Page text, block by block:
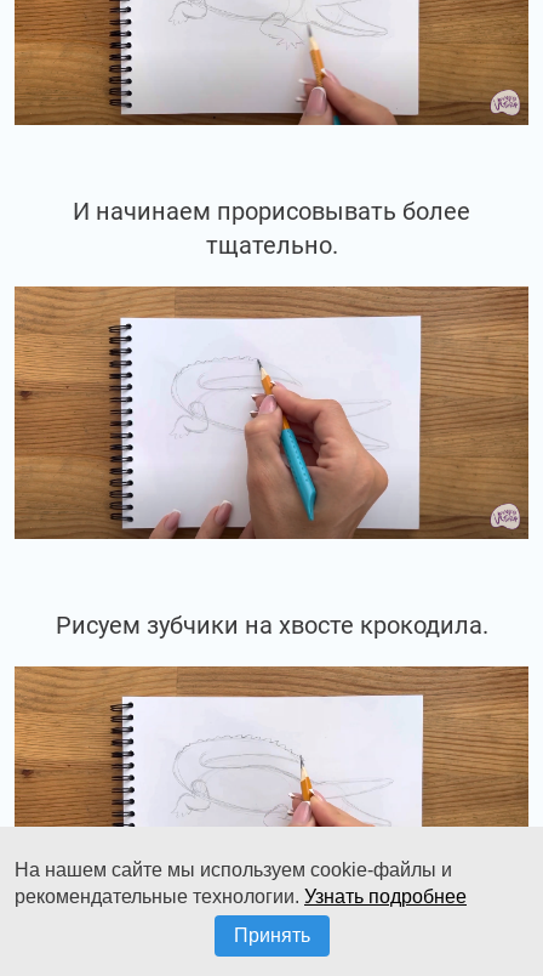
И начинаем прорисовывать более
тщательно.
Рисуем зубчики на хвосте крокодила.
На нашем сайте мы используем cookie-файлы и
рекомендательные технологии. Узнать подробнее
Принять